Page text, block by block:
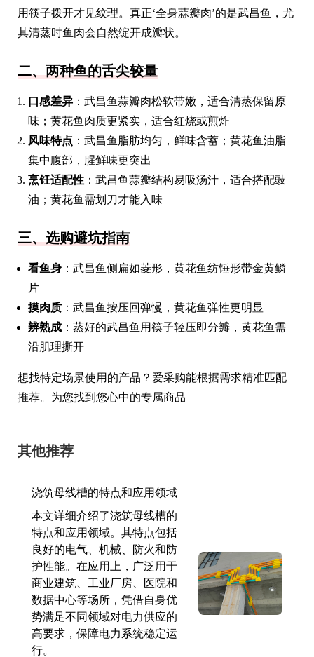
用筷子拨开才见纹理。真正‘全身蒜瓣肉’的是武昌鱼，尤
其清蒸时鱼肉会自然绽开成瓣状。
二、两种鱼的舌尖较量
口感差异 ：武昌鱼蒜瓣肉松软带嫩，适合清蒸保留原
味；黄花鱼肉质更紧实，适合红烧或煎炸
风味特点 ：武昌鱼脂肪均匀，鲜味含蓄；黄花鱼油脂
集中腹部，腥鲜味更突出
烹饪适配性 ：武昌鱼蒜瓣结构易吸汤汁，适合搭配豉
油；黄花鱼需划刀才能入味
三、选购避坑指南
看鱼身 ：武昌鱼侧扁如菱形，黄花鱼纺锤形带金黄鳞
片
摸肉质 ：武昌鱼按压回弹慢，黄花鱼弹性更明显
辨熟成 ：蒸好的武昌鱼用筷子轻压即分瓣，黄花鱼需
沿肌理撕开
想找特定场景使用的产品？爱采购能根据需求精准匹配
推荐。为您找到您心中的专属商品
其他推荐
浇筑母线槽的特点和应用领域
本文详细介绍了浇筑母线槽的
特点和应用领域。其特点包括
良好的电气、机械、防火和防
护性能。在应用上，广泛用于
商业建筑、工业厂房、医院和
数据中心等场所，凭借自身优
势满足不同领域对电力供应的
高要求，保障电力系统稳定运
行。